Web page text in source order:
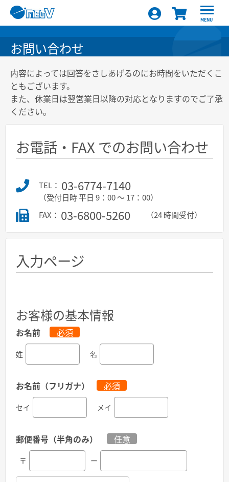
MENU
お問い合わせ
内容によっては回答をさしあげるのにお時間をいただくこ
ともございます。
また、休業日は翌営業日以降の対応となりますのでご了承
ください。
お電話・FAX でのお問い合わせ
TEL： 03-6774-7140
（受付日時 平日 9：00 ～ 17：00）
FAX： 03-6800-5260 （24 時間受付）
入力ページ
お客様の基本情報
お名前 必須
姓 名
お名前（フリガナ） 必須
セイ メイ
郵便番号（半角のみ） 任意
〒 ー